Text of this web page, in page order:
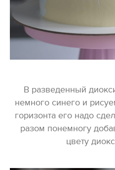
В разведенный
немного синего и
горизонта его надо
разом понемногу
цвету